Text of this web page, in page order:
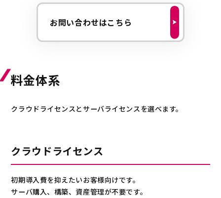
お問い合わせはこちら
料金体系
クラウドライセンスとサーバライセンスを選べます。
クラウドライセンス
初期導入費を抑えたいお客様向けです。
サーバ購入、構築、資産管理が不要です。